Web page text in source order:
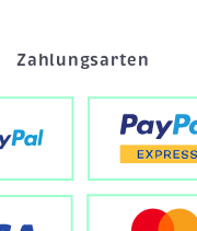
Zahlungsarten